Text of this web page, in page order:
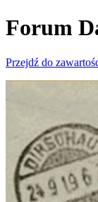
Forum
Przejdź do